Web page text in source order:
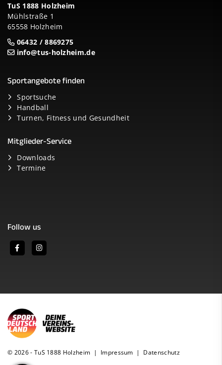
TuS 1888 Holzheim
Mühlstraße 1
65558 Holzheim
06432 / 8869275
info@tus-holzheim.de
Sportangebote finden
Sportsuche
Handball
Turnen, Fitness und Gesundheit
Mitglieder-Service
Downloads
Termine
Follow us
© 2026 - TuS 1888 Holzheim | Impressum | Datenschutz